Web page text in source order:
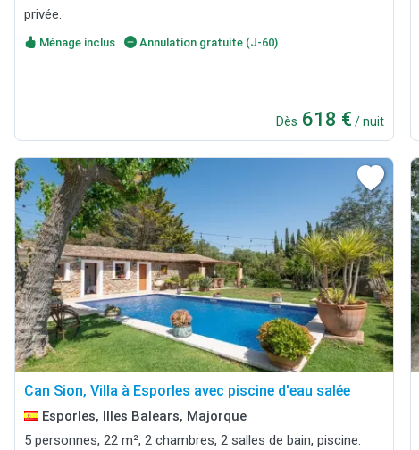
privée.
Ménage inclus Annulation gratuite (J-60)
Dès 618 € / nuit
Can Sion, Villa à Esporles avec piscine d'eau salée
Esporles, Illes Balears, Majorque
5 personnes, 22 m², 2 chambres, 2 salles de bain, piscine.